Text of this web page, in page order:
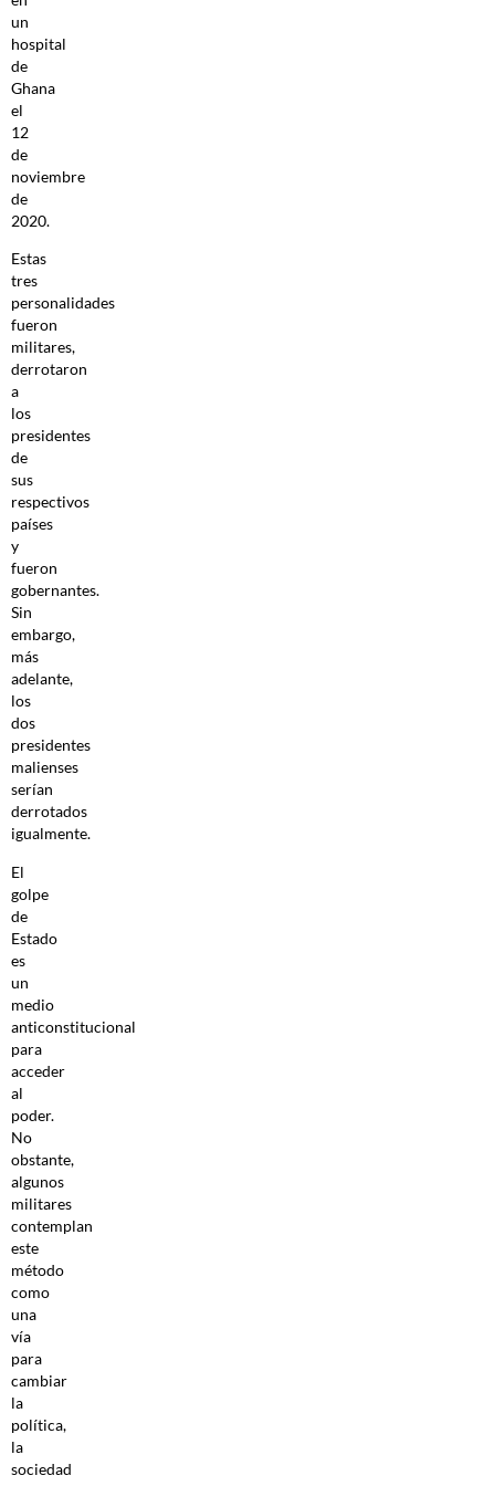
un
hospital
de
Ghana
el
12
de
noviembre
de
2020.
Estas
tres
personalidades
fueron
militares,
derrotaron
a
los
presidentes
de
sus
respectivos
países
y
fueron
gobernantes.
Sin
embargo,
más
adelante,
los
dos
presidentes
malienses
serían
derrotados
igualmente.
El
golpe
de
Estado
es
un
medio
anticonstitucional
para
acceder
al
poder.
No
obstante,
algunos
militares
contemplan
este
método
como
una
vía
para
cambiar
la
política,
la
sociedad